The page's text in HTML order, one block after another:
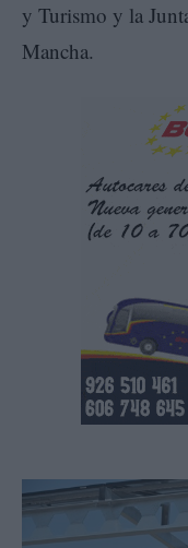
y Turismo y la
Mancha.